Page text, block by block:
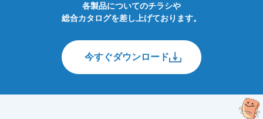
各製品についてのチラシや
総合カタログを差し上げております。
今すぐダウンロード